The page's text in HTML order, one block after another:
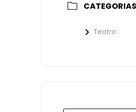
CATEGORIAS
Teatro